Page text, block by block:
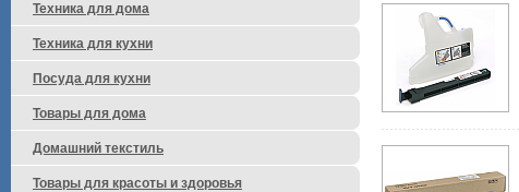
Техника для дома
Техника для кухни
Посуда для кухни
Товары для дома
Домашний текстиль
Товары для красоты и здоровья